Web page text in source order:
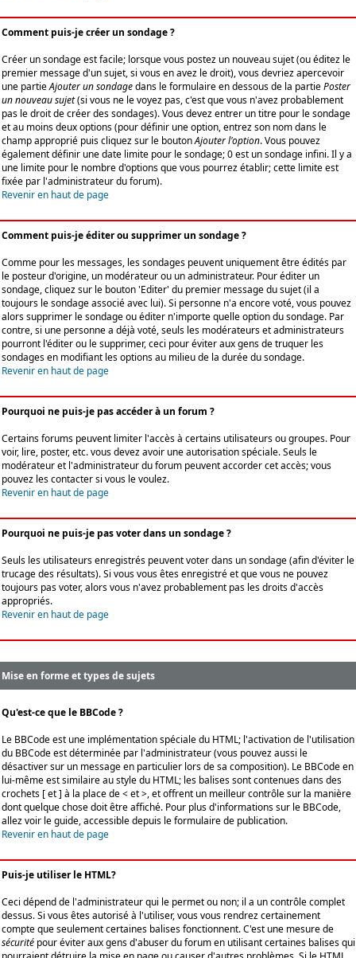
Comment puis-je créer un sondage ?
Créer un sondage est facile; lorsque vous postez un nouveau sujet (ou éditez le
premier message d'un sujet, si vous en avez le droit), vous devriez apercevoir
une partieAjouter un sondagedans le formulaire en dessous de la partiePoster
un nouveau sujet(si vous ne le voyez pas, c'est que vous n'avez probablement
pas le droit de créer des sondages). Vous devez entrer un titre pour le sondage
et au moins deux options (pour définir une option, entrez son nom dans le
champ approprié puis cliquez sur le boutonAjouter l'option. Vous pouvez
également définir une date limite pour le sondage; 0 est un sondage infini. Il y a
une limite pour le nombre d'options que vous pourrez établir; cette limite est
fixée par l'administrateur du forum).
Revenir en haut de page
Comment puis-je éditer ou supprimer un sondage ?
Comme pour les messages, les sondages peuvent uniquement être édités par
le posteur d'origine, un modérateur ou un administrateur. Pour éditer un
sondage, cliquez sur le bouton 'Editer' du premier message du sujet (il a
toujours le sondage associé avec lui). Si personne n'a encore voté, vous pouvez
alors supprimer le sondage ou éditer n'importe quelle option du sondage. Par
contre, si une personne a déjà voté, seuls les modérateurs et administrateurs
pourront l'éditer ou le supprimer, ceci pour éviter aux gens de truquer les
sondages en modifiant les options au milieu de la durée du sondage.
Revenir en haut de page
Pourquoi ne puis-je pas accéder à un forum ?
Certains forums peuvent limiter l'accès à certains utilisateurs ou groupes. Pour
voir, lire, poster, etc. vous devez avoir une autorisation spéciale. Seuls le
modérateur et l'administrateur du forum peuvent accorder cet accès; vous
pouvez les contacter si vous le voulez.
Revenir en haut de page
Pourquoi ne puis-je pas voter dans un sondage ?
Seuls les utilisateurs enregistrés peuvent voter dans un sondage (afin d'éviter le
trucage des résultats). Si vous vous êtes enregistré et que vous ne pouvez
toujours pas voter, alors vous n'avez probablement pas les droits d'accès
appropriés.
Revenir en haut de page
Mise en forme et types de sujets
Qu'est-ce que le BBCode ?
Le BBCode est une implémentation spéciale du HTML; l'activation de l'utilisation
du BBCode est déterminée par l'administrateur (vous pouvez aussi le
désactiver sur un message en particulier lors de sa composition). Le BBCode en
lui-même est similaire au style du HTML; les balises sont contenues dans des
crochets [ et ] à la place de < et >, et offrent un meilleur contrôle sur la manière
dont quelque chose doit être affiché. Pour plus d'informations sur le BBCode,
allez voir le guide, accessible depuis le formulaire de publication.
Revenir en haut de page
Puis-je utiliser le HTML?
Ceci dépend de l'administrateur qui le permet ou non; il a un contrôle complet
dessus. Si vous êtes autorisé à l'utiliser, vous vous rendrez certainement
compte que seulement certaines balises fonctionnent. C'est une mesure de
sécurité pour éviter aux gens d'abuser du forum en utilisant certaines balises qui